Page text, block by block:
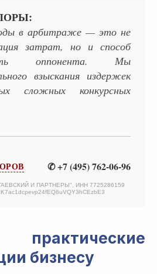
в арбитраже — это не
затрат, но и способ
оппонента. Мы
взыскания издержек
сложных конкурсных
✆ +7 (495) 762-06-96
И ПАРТНЕРЫ", ИНН 7725286159
бизнесу